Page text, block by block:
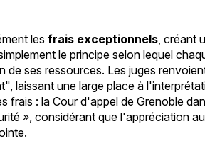
lesfrais exceptionnels, créant
le principe selon lequel
ses ressources. Les juges
laissant une large place à
frais : la Cour d'appel de Grenoble
», considérant que l'appréciation